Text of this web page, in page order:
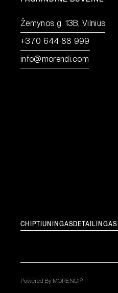
Žemynos g. 13B, Vilnius
+370 644 88 999
info@morendi.com
CHIPTIUNINGASDETAILINGAS
Powered By MORENDI®